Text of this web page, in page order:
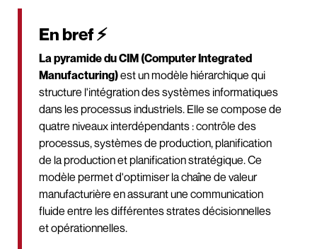
En bref ⚡
La pyramide du CIM (Computer Integrated
Manufacturing)est un modèle hiérarchique qui
structure l'intégration des systèmes informatiques
dans les processus industriels. Elle se compose de
quatre niveaux interdépendants : contrôle des
processus, systèmes de production, planification
de la production et planification stratégique. Ce
modèle permet d'optimiser la chaîne de valeur
manufacturière en assurant une communication
fluide entre les différentes strates décisionnelles
et opérationnelles.